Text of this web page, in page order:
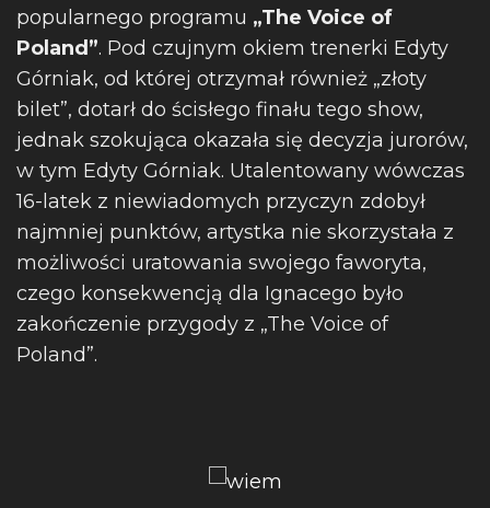
popularnego programu „The Voice of
Poland”. Pod czujnym okiem trenerki Edyty
Górniak, od której otrzymał również „złoty
bilet”, dotarł do ścisłego finału tego show,
jednak szokująca okazała się decyzja jurorów,
w tym Edyty Górniak. Utalentowany wówczas
16-latek z niewiadomych przyczyn zdobył
najmniej punktów, artystka nie skorzystała z
możliwości uratowania swojego faworyta,
czego konsekwencją dla Ignacego było
zakończenie przygody z „The Voice of
Poland”.